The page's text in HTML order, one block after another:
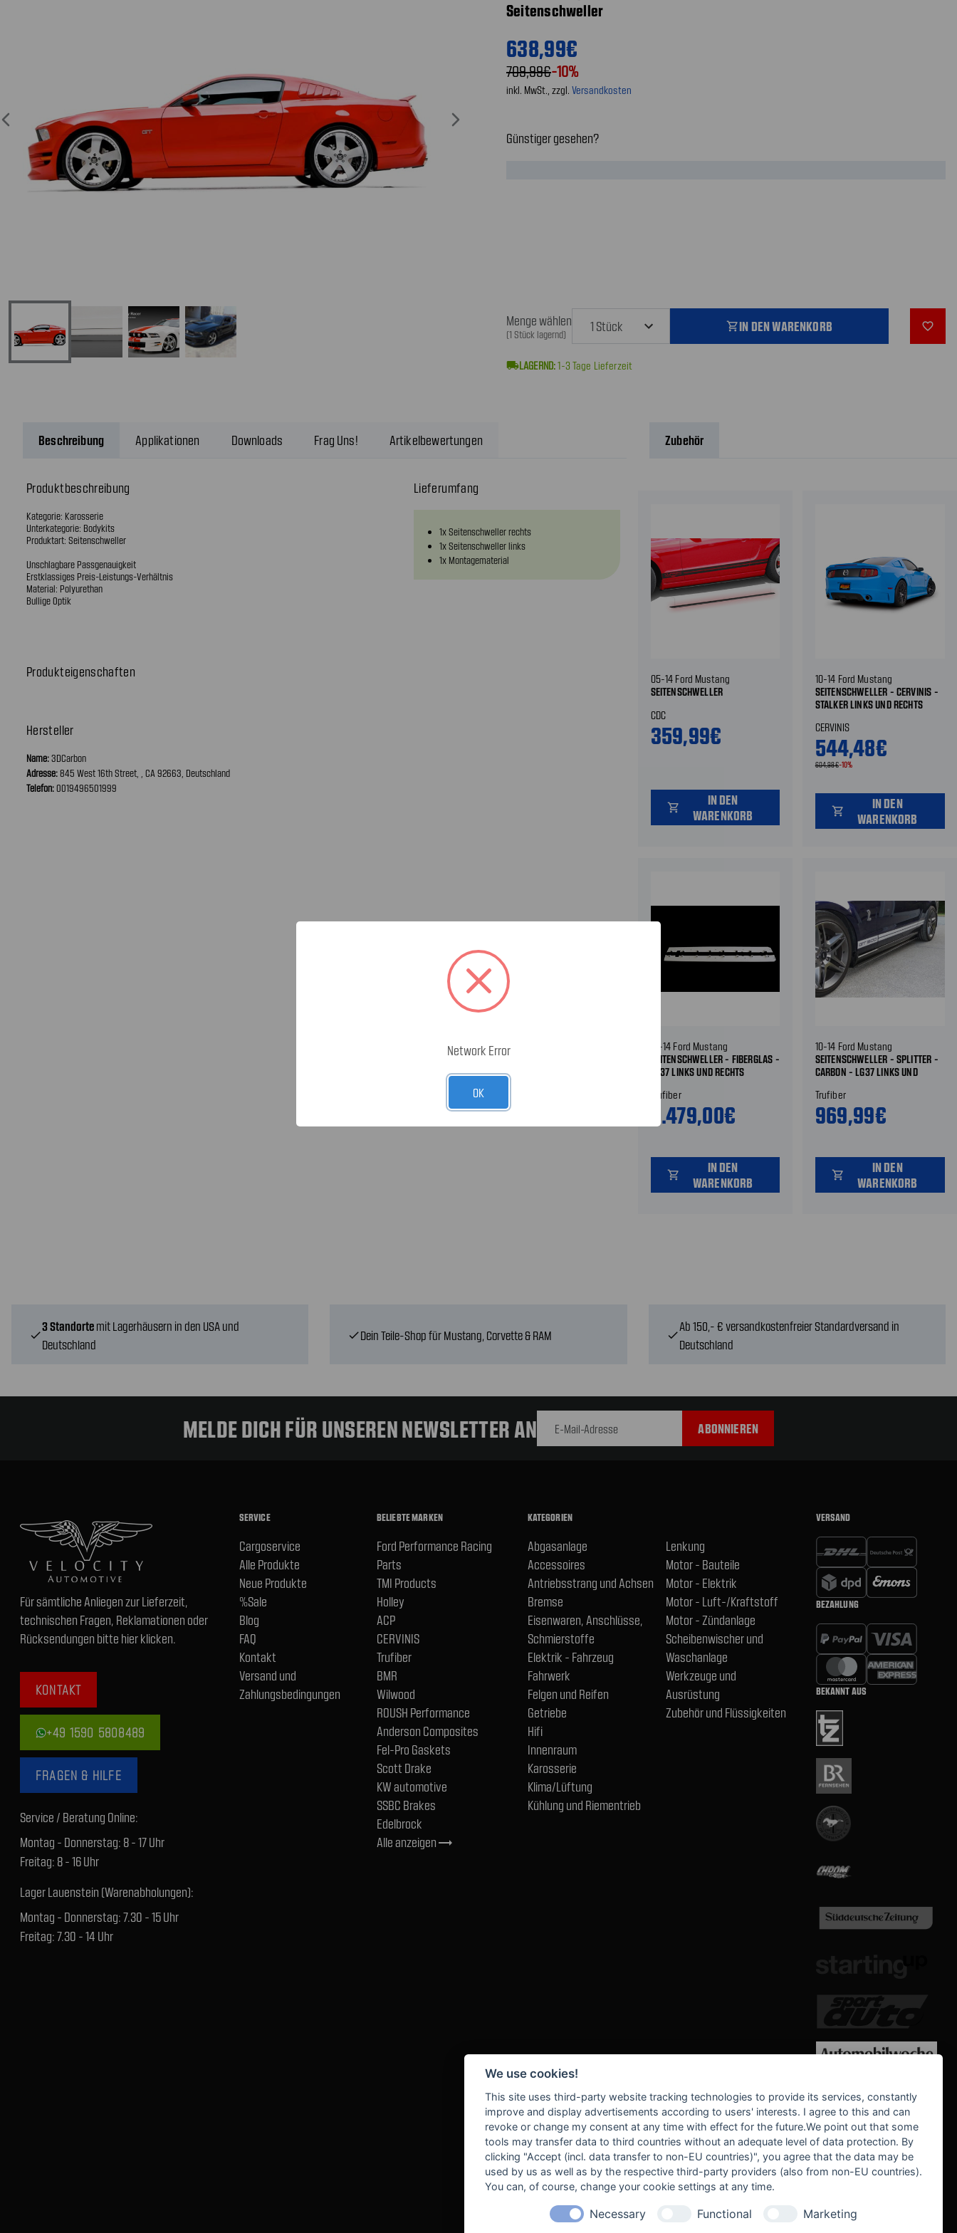
Seitenschweller
638,99€
709,99€-10%
inkl. MwSt., zzgl. Versandkosten
Günstiger gesehen?
Menge wählen
(1 Stück lagernd)
shopping_cartIN DEN WARENKORB favorite_outline
local_shipping 1-3 Tage Lieferzeit
Beschreibung Applikationen Downloads Frag Uns! Artikelbewertungen
Produktbeschreibung
Kategorie: Karosserie
Unterkategorie: Bodykits
Produktart: Seitenschweller
Unschlagbare Passgenauigkeit
Erstklassiges Preis-Leistungs-Verhältnis
Material: Polyurethan
Bullige Optik
Lieferumfang
1x Seitenschweller rechts
1x Seitenschweller links
1x Montagematerial
Produkteigenschaften
Hersteller
Name:3DCarbon
Adresse:845 West 16th Street, , CA 92663, Deutschland
Telefon:0019496501999
Zubehör
05-14 Ford Mustang
SEITENSCHWELLER
CDC
359,99€
shopping_cart
IN DEN
WARENKORB
10-14 Ford Mustang
SEITENSCHWELLER - CERVINIS -
STALKER LINKS UND RECHTS
CERVINIS
544,48€
604,98€-10%
shopping_cart
IN DEN
WARENKORB
10-14 Ford Mustang
SEITENSCHWELLER - FIBERGLAS -
LG37 LINKS UND RECHTS
Trufiber
3.479,00€
shopping_cart
IN DEN
WARENKORB
10-14 Ford Mustang
SEITENSCHWELLER - SPLITTER -
CARBON - LG37 LINKS UND
Trufiber
969,99€
shopping_cart
IN DEN
WARENKORB
check
3 Standorte mit Lagerhäusern in den USA und
Deutschland
checkDein Teile-Shop für Mustang, Corvette & RAM check
Ab 150,- € versandkostenfreier Standardversand in
Deutschland
MELDE DICH FÜR UNSEREN NEWSLETTER AN
Für sämtliche Anliegen zur Lieferzeit,
technischen Fragen, Reklamationen oder
Rücksendungen bitte hier klicken.
KONTAKT
+49 1590 5808489
FRAGEN & HILFE
Service / Beratung Online:
Montag - Donnerstag: 8 - 17 Uhr
Freitag: 8 - 16 Uhr
Lager Lauenstein (Warenabholungen):
Montag - Donnerstag: 7.30 - 15 Uhr
Freitag: 7.30 - 14 Uhr
SERVICE
Cargoservice
Alle Produkte
Neue Produkte
%Sale
Blog
FAQ
Kontakt
Versand und
Zahlungsbedingungen
BELIEBTE MARKEN
Ford Performance Racing
Parts
TMI Products
Holley
ACP
CERVINIS
Trufiber
BMR
Wilwood
ROUSH Performance
Anderson Composites
Fel-Pro Gaskets
Scott Drake
KW automotive
SSBC Brakes
Edelbrock
Alle anzeigentrending_flat
KATEGORIEN
Abgasanlage
Accessoires
Antriebsstrang und Achsen
Bremse
Eisenwaren, Anschlüsse,
Schmierstoffe
Elektrik - Fahrzeug
Fahrwerk
Felgen und Reifen
Getriebe
Hifi
Innenraum
Karosserie
Klima/Lüftung
Kühlung und Riementrieb
Lenkung
Motor - Bauteile
Motor - Elektrik
Motor - Luft-/Kraftstoff
Motor - Zündanlage
Scheibenwischer und
Waschanlage
Werkzeuge und
Ausrüstung
Zubehör und Flüssigkeiten
VERSAND
BEZAHLUNG
BEKANNT AUS
WE SUPPORT
Network Error
OK
We use cookies!
This site uses third-party website tracking technologies to provide its services, constantly
improve and display advertisements according to users' interests. I agree to this and can
revoke or change my consent at any time with effect for the future.We point out that some
tools may transfer data to third countries without an adequate level of data protection. By
clicking "Accept (incl. data transfer to non-EU countries)", you agree that the data may be
used by us as well as by the respective third-party providers (also from non-EU countries).
You can, of course, change your cookie settings at any time.
Necessary Functional Marketing